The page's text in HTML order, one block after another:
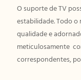
O suporte de TV
estabilidade. Todo
qualidade e
meticulosamente
correspondentes,